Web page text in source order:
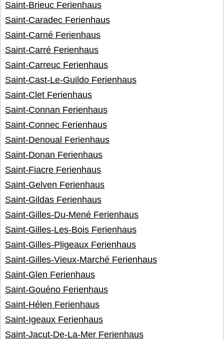
Saint-Brieuc Ferienhaus
Saint-Caradec Ferienhaus
Saint-Carné Ferienhaus
Saint-Carré Ferienhaus
Saint-Carreuc Ferienhaus
Saint-Cast-Le-Guildo Ferienhaus
Saint-Clet Ferienhaus
Saint-Connan Ferienhaus
Saint-Connec Ferienhaus
Saint-Denoual Ferienhaus
Saint-Donan Ferienhaus
Saint-Fiacre Ferienhaus
Saint-Gelven Ferienhaus
Saint-Gildas Ferienhaus
Saint-Gilles-Du-Mené Ferienhaus
Saint-Gilles-Les-Bois Ferienhaus
Saint-Gilles-Pligeaux Ferienhaus
Saint-Gilles-Vieux-Marché Ferienhaus
Saint-Glen Ferienhaus
Saint-Gouéno Ferienhaus
Saint-Hélen Ferienhaus
Saint-Igeaux Ferienhaus
Saint-Jacut-De-La-Mer Ferienhaus